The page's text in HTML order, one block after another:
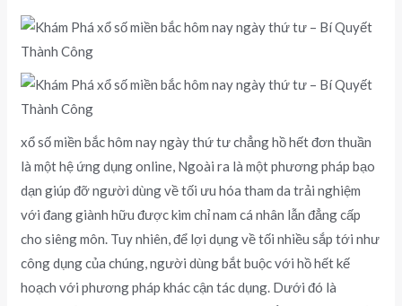
xổ số miền bắc hôm nay ngày thứ tư chẳng hồ hết đơn thuần
là một hệ ứng dụng online, Ngoài ra là một phương pháp bạo
dạn giúp đỡ người dùng về tối ưu hóa tham da trải nghiệm
với đang giành hữu được kim chỉ nam cá nhân lẫn đẳng cấp
cho siêng môn. Tuy nhiên, để lợi dụng về tối nhiều sắp tới như
công dụng của chúng, người dùng bắt buộc với hồ hết kế
hoạch với phương pháp khác cận tác dụng. Dưới đó là